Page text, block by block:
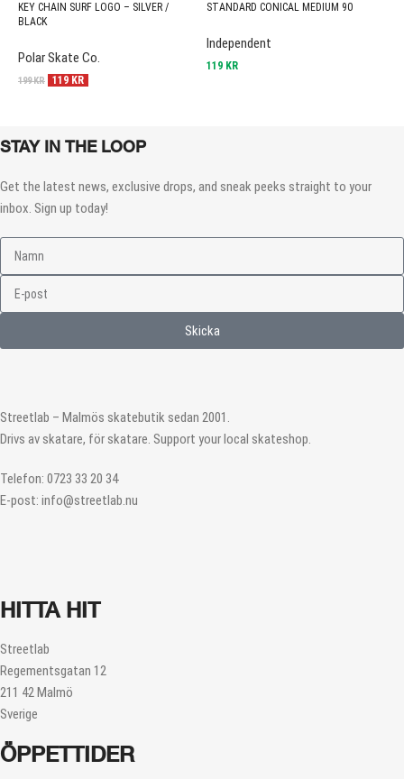
KEY CHAIN SURF LOGO – SILVER /
BLACK
Polar Skate Co.
199KR 119 KR
STANDARD CONICAL MEDIUM 90
Independent
119 KR
STAY IN THE LOOP
Get the latest news, exclusive drops, and sneak peeks straight to your
inbox. Sign up today!
Skicka
Streetlab – Malmös skatebutik sedan 2001.
Drivs av skatare, för skatare. Support your local skateshop.
Telefon: 0723 33 20 34
E-post: info@streetlab.nu
HITTA HIT
Streetlab
Regementsgatan 12
211 42 Malmö
Sverige
ÖPPETTIDER